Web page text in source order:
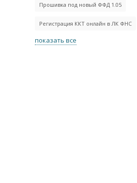
Прошивка под новый ФФД 1.05
Регистрация ККТ онлайн в ЛК ФНС
показать все